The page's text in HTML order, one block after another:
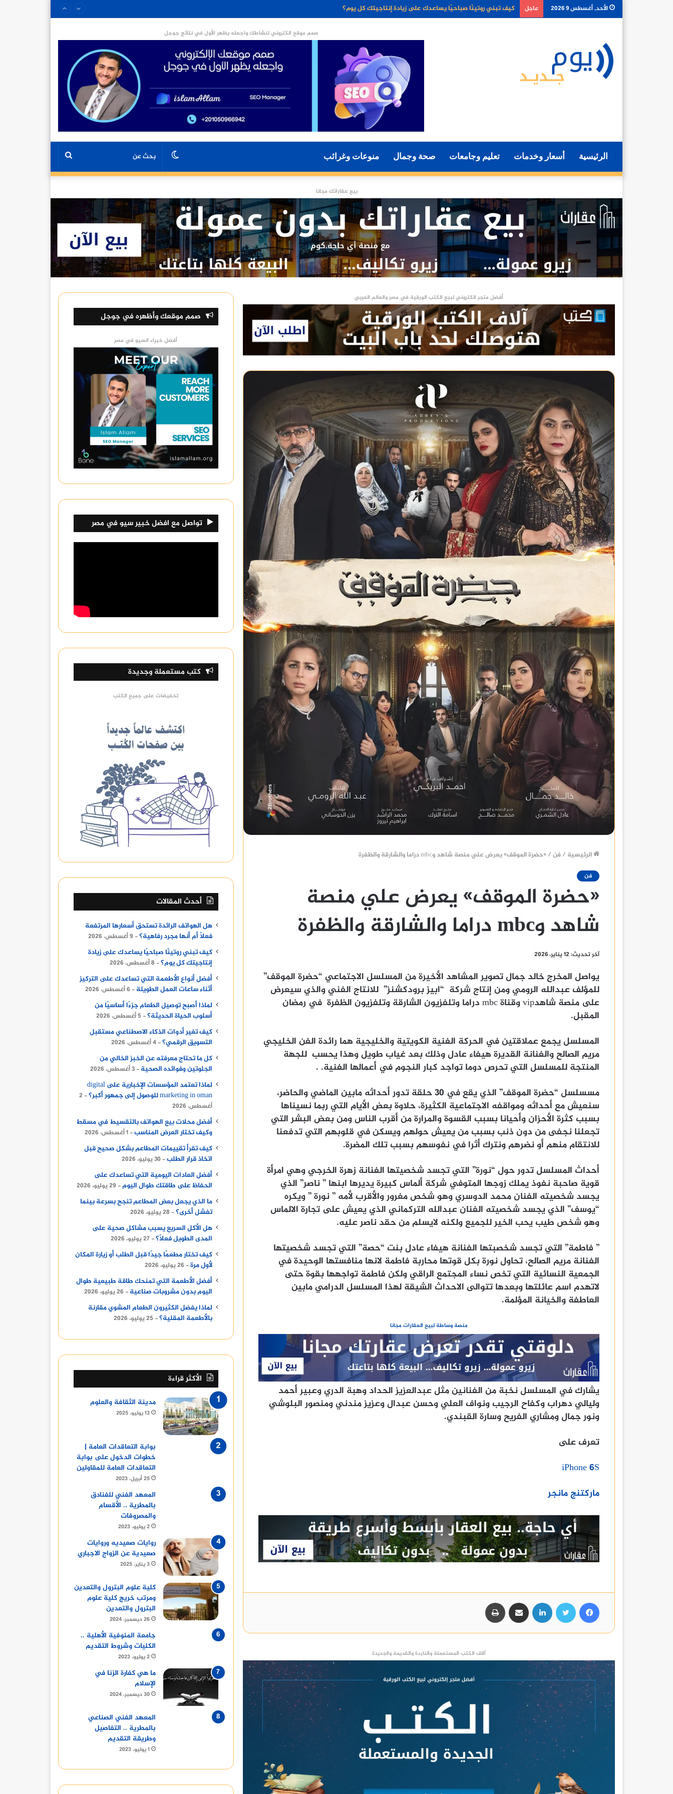
الأحد, أغسطس 9 2026 عاجل أفضل أنواع الأطعمة التي تساعدك على التركيز أثناء ساعات العمل الطويلة
صمم موقع الكتروني لنشاطك واجعله يظهر الأول في نتائج جوجل
الرئيسية أسعار وخدمات تعليم وجامعات صحة وجمال منوعات وغرائب الوضع
بيع عقاراتك مجانا
أفضل متجر الكتروني لبيع الكتب الورقية في مصر والعالم العربي
الرئيسية /فن/«حضرة الموقف» يعرض علي منصة شاهد وmbc دراما والشارقة والظفرة
فن
«حضرة الموقف» يعرض علي منصة
شاهد وmbc دراما والشارقة والظفرة
آخر تحديث: 12 يناير، 2026
يواصل المخرج خالد جمال تصوير المشاهد الأخيرة من المسلسل الاجتماعي “حضرة الموقف”
للمؤلف عبدالله الرومي ومن إنتاج شركة “ابيز برودكشنز” للانتاج الفني والذي سيعرض
على منصة شاهدvip وقناة mbc دراما وتلفزيون الشارقة وتلفزيون الظفرة في رمضان
المقبل.
المسلسل يجمع عملاقتين في الحركة الفنية الكويتية والخليجية هما رائدة الفن الخليجي
مريم الصالح والفنانة القديرة هيفاء عادل وذلك بعد غياب طويل وهذا يحسب للجهة
المنتجة للمسلسل التي تحرص دوما تواجد كبار النجوم في أعمالها الفنية. .
مسسلسل “حضرة الموقف” الذي يقع في 30 حلقة تدور أحداثه مابين الماضي والحاضر،
سنعيش مع أحداثه ومواقفه الاجتماعية الكثيرة، حلاوة بعض الأيام التي ربما نسيناها
بسبب كثرة الأحزان وأحيانا بسبب القسوة والمرارة من أقرب الناس ومن بعض البشر التي
تجعلنا نجفى من دون ذنب بسبب من يعيش حولهم ويسكن في قلوبهم التي تدفعنا
للانتقام منهم أو نضرهم ونترك أثرا في نفوسهم بسبب تلك المضرة.
أحداث المسلسل تدور حول “نورة” التي تجسد شخصيتها الفنانة زهرة الخرجي وهي امرأة
قوية صاحبة نفوذ يملك زوجها المتوفي شركة ألماس كبيرة يديرها ابنها ” ناصر” الذي
يجسد شخصيته الفنان محمد الدوسري وهو شخص مغرور والأقرب لأمه ” نورة ” ويكره
“يوسف” الذي يجسد شخصيته الفنان عبدالله التركماني الذي يعيش على تجارة الالماس
وهو شخص طيب يحب الخير للجميع ولكنه لايسلم من حقد ناصر عليه.
” فاطمة” التي تجسد شخصبتها الفنانة هيفاء عادل بنت “حصة” التي تجسد شخصيتها
الفنانة مريم الصالح، تحاول نورة بكل قوتها محاربة فاطمة لانها منافستها الوحيدة في
الجمعية النسائية التي تخص نساء المجتمع الراقي ولكن فاطمة تواجهها بقوة حتى
لاتهدم اسم عائلتها وبعدها تتوالى الاحداث الشيقة لهذا المسلسل الدرامي مابين
العاطفة والخيانة المؤلمة.
منصة وساطة لبيع العقارات مجانا
يشارك في المسلسل نخبة من الفنانين مثل عبدالعزيز الحداد وهبة الدري وعبير أحمد
وليالي دهراب وكفاح الرجيب ونواف العلي وحسن عبدال وعزيز مندني ومنصور البلوشي
ونور جمال ومشاري الفريح وسارة القبندي.
تعرف على
iPhone 6S
ماركتنج مانجر
آلاف الكتب المستعملة والناردة والقديمة والجديدة
صمم موقعك وأظهره في جوجل
أفضل خبراء السيو في مصر
تواصل مع افضل خبير سيو في مصر
كتب مستعملة وجديدة
تخفيضات على جميع الكتب
أحدث المقالات
هل الهواتف الرائدة تستحق أسعارها المرتفعة
فعلًا أم أنها مجرد رفاهية؟
9 أغسطس، 2026
كيف تبني روتينًا صباحيًا يساعدك على زيادة
إنتاجيتك كل يوم؟
8 أغسطس، 2026
أفضل أنواع الأطعمة التي تساعدك على التركيز
أثناء ساعات العمل الطويلة
6 أغسطس، 2026
لماذا أصبح توصيل الطعام جزءًا أساسيًا من
أسلوب الحياة الحديثة؟
5 أغسطس، 2026
كيف تغير أدوات الذكاء الاصطناعي مستقبل
التسويق الرقمي؟
4 أغسطس، 2026
كل ما تحتاج معرفته عن الخبز الخالي من
الجلوتين وفوائده الصحية
3 أغسطس، 2026
لماذا تعتمد المؤسسات الإخبارية على digital
marketing in oman للوصول إلى جمهور أكبر؟
2
أغسطس، 2026
أفضل محلات بيع الهواتف بالتقسيط في مسقط
وكيف تختار العرض المناسب
1 أغسطس، 2026
كيف تقرأ تقييمات المطاعم بشكل صحيح قبل
اتخاذ قرار الطلب
30 يوليو، 2026
أفضل العادات اليومية التي تساعدك على
الحفاظ على طاقتك طوال اليوم
29 يوليو، 2026
ما الذي يجعل بعض المطاعم تنجح بسرعة بينما
تفشل أخرى؟
28 يوليو، 2026
هل الأكل السريع يسبب مشاكل صحية على
المدى الطويل فعلًا؟
27 يوليو، 2026
كيف تختار مطعمًا جيدًا قبل الطلب أو زيارة المكان
لأول مرة
26 يوليو، 2026
أفضل الأطعمة التي تمنحك طاقة طبيعية طوال
اليوم بدون مشروبات صناعية
26 يوليو، 2026
لماذا يفضل الكثيرون الطعام المشوي مقارنة
بالأطعمة المقلية؟
25 يوليو، 2026
الأكثر قراءة
مدينة الثقافة والعلوم
13 يوليو، 2025
بوابة التعاقدات العامة |
خطوات الدخول على بوابة
التعاقدات العامة للمقاولين
25 أبريل، 2023
المعهد الفني للفنادق
بالمطرية .. الأقسام
والمصروفات
2 يوليو، 2023
روايات صعيديه وروايات
صعيدية عن الزواج الاجباري
3 يناير، 2025
كلية علوم البترول والتعدين
ومرتب خريج كلية علوم
البترول والتعدين
26 ديسمبر، 2024
جامعة المنوفية الأهلية ..
الكليات وشروط التقديم
2 يوليو، 2023
ما هي كفارة الزنا في
الإسلام
30 ديسمبر، 2024
المعهد الفني الصناعي
بالمطرية .. التفاصيل
وطريقة التقديم
1 يوليو، 2023